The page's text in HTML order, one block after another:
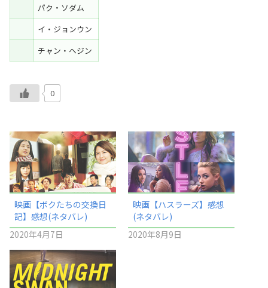
パク・ソダム
イ・ジョンウン
チャン・ヘジン
0
映画【ボクたちの交換日
記】感想(ネタバレ)
2020年4月7日
映画【ハスラーズ】感想
(ネタバレ)
2020年8月9日